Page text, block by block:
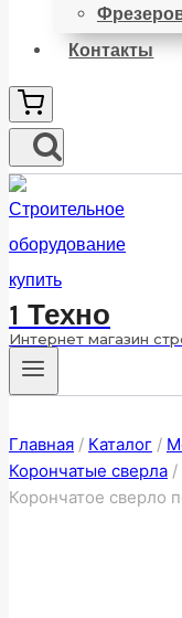
Контакты
1 Техно
Интернет магазин
Главная / Каталог /
Корончатые сверла /
Корончатое сверло